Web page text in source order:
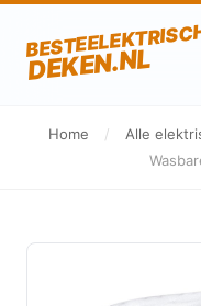
DEKEN.NL
Home / Alle